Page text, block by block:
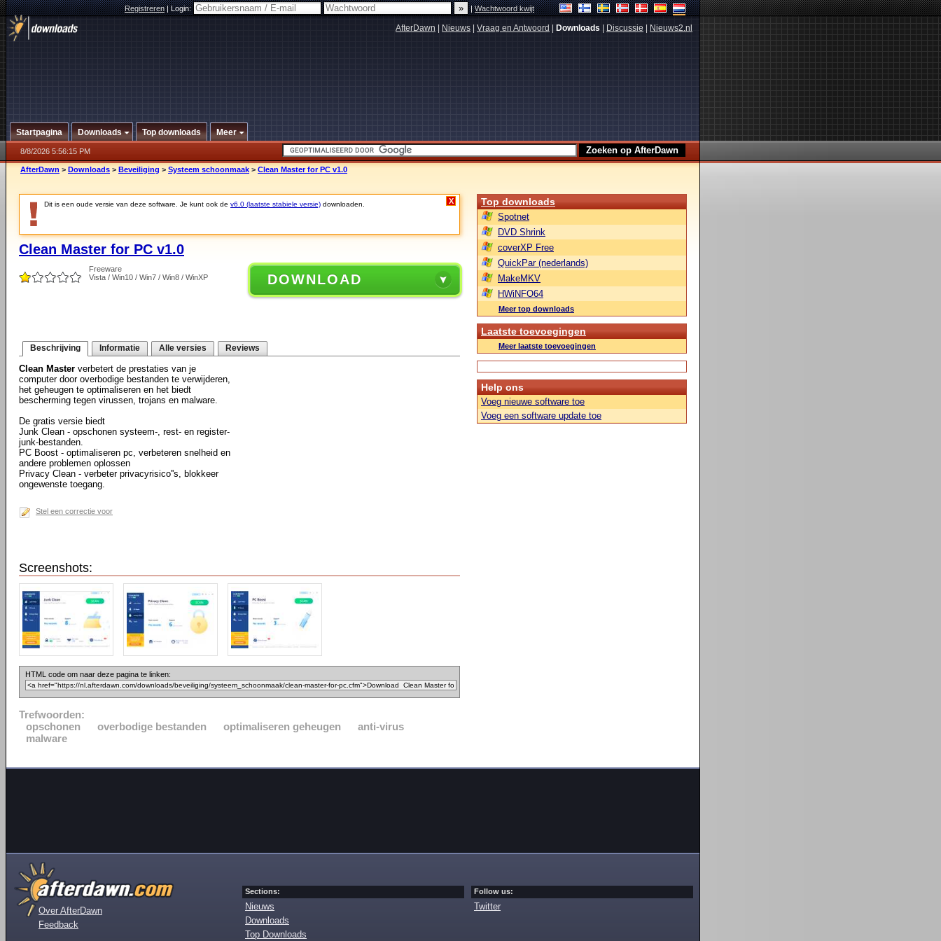
Registreren|Login: |Wachtwoord kwijt
AfterDawn Nieuws Vraag en Antwoord Downloads Discussie Nieuws2.nl
Startpagina Downloads Top downloads Meer
8/8/2026 5:56:15 PM
AfterDawn > Downloads > Beveiliging > Systeem schoonmaak > Clean Master for PC v1.0
Dit is een oude versie van deze software. Je kunt ook de v6.0 (laatste stabiele versie) downloaden. X
Clean Master for PC v1.0
Freeware
Vista / Win10 / Win7 / Win8 / WinXP
DOWNLOAD
Beschrijving Informatie Alle versies Reviews
Clean Master verbetert de prestaties van je
computer door overbodige bestanden te verwijderen,
het geheugen te optimaliseren en het biedt
bescherming tegen virussen, trojans en malware.
De gratis versie biedt
Junk Clean - opschonen systeem-, rest- en register-
junk-bestanden.
PC Boost - optimaliseren pc, verbeteren snelheid en
andere problemen oplossen
Privacy Clean - verbeter privacyrisico''s, blokkeer
ongewenste toegang.
Stel een correctie voor
Screenshots:
HTML code om naar deze pagina te linken:
Trefwoorden:
opschonen
overbodige bestanden optimaliseren geheugen
anti-virus
malware
Top downloads
Spotnet
DVD Shrink
coverXP Free
QuickPar (nederlands)
MakeMKV
HWiNFO64
Meer top downloads
Laatste toevoegingen
Meer laatste toevoegingen
Help ons
Voeg nieuwe software toe
Voeg een software update toe
Over AfterDawn
Feedback
Sections:
Nieuws
Downloads
Top Downloads
Follow us:
Twitter